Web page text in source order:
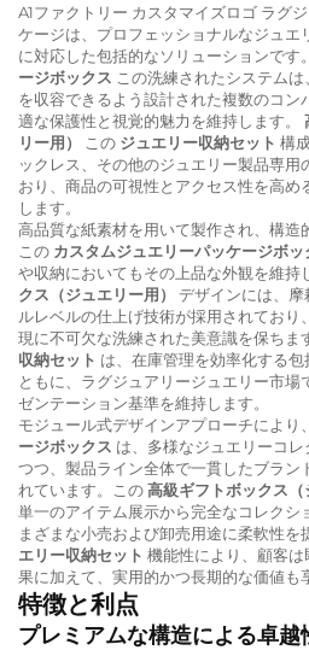
A1ファクトリー カスタマイズロゴ ラグ
ケージは、プロフェッショナルなジュエ
に対応した包括的なソリューションです。
ージボックス この洗練されたシステム
を収容できるよう設計された複数のコ
適な保護性と視覚的魅力を維持します。
リー用）
この ジュエリー収納セット 構
ックレス、その他のジュエリー製品専
おり、商品の可視性とアクセス性を高め
します。
高品質な紙素材を用いて製作され、構造
この カスタムジュエリーパッケージボッ
や収納においてもその上品な外観を維持
クス（ジュエリー用） デザインには、
ルレベルの仕上げ技術が採用されてお
現に不可欠な洗練された美意識を保ちま
収納セット は、在庫管理を効率化する
ともに、ラグジュアリージュエリー市
ゼンテーション基準を維持します。
モジュール式デザインアプローチにより、
ージボックス は、多様なジュエリーコ
つつ、製品ライン全体で一貫したブラン
れています。この高級ギフトボックス（
単一のアイテム展示から完全なコレクシ
まざまな小売および卸売用途に柔軟性を
エリー収納セット 機能性により、顧客
果に加えて、実用的かつ長期的な価値も
特徴と利点
プレミアムな構造による卓越